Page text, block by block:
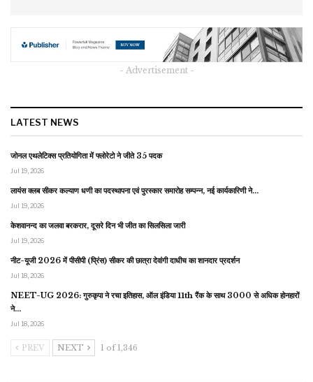
- Advertisement -
LATEST NEWS
जोनल एथलेटिक्स प्रतियोगिता में फ्लोरेटो ने जीते 35 पदक
Jul 19, 2026
लायंस क्लब सीकर कल्याण धणी का पदस्थापना एवं पुरस्कार समारोह सम्पन्न, नई कार्यकारिणी ने…
Jul 19, 2026
केशवानन्द का जलवा बरकरार, दूसरे दिन भी जीत का सिलसिला जारी
Jul 19, 2026
नीट-यूजी 2026 में पीसीपी (प्रिंस) सीकर की छात्रा देवांगी दाधीच का शानदार प्रदर्शन
Jul 18, 2026
NEET-UG 2026: गुरुकृपा ने रचा इतिहास, ऑल इंडिया 11th रैंक के साथ 3000 से अधिक होनहारों
ने…
Jul 18, 2026
PREV NEXT 1 of 1,346